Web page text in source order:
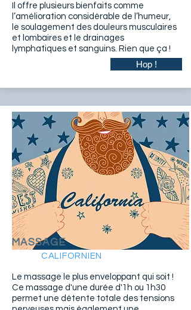
Il offre plusieurs bienfaits comme
l’amélioration considérable de l’humeur,
le soulagement des douleurs musculaires
et lombaires et le drainages
lymphatiques et sanguins. Rien que ça !
Hop !
MASSAGE
CALIFORNIEN
Le massage le plus enveloppant qui soit !
Ce massage d'une durée d'1h ou 1h30
permet une détente totale des tensions